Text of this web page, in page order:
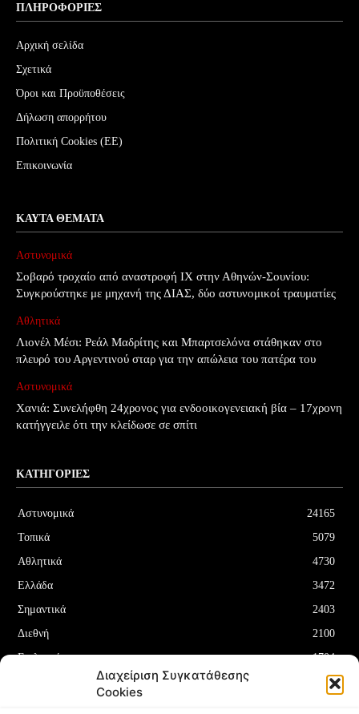
Διαχείριση Συγκατάθεσης
Cookies
ΠΛΗΡΟΦΟΡΊΕΣ
Αρχική σελίδα
Σχετικά
Όροι και Προϋποθέσεις
Δήλωση απορρήτου
Πολιτική Cookies (ΕΕ)
Επικοινωνία
ΚΑΥΤΆ ΘΈΜΑΤΑ
Αστυνομικά
Σοβαρό τροχαίο από αναστροφή ΙΧ στην Αθηνών-Σουνίου:
Συγκρούστηκε με μηχανή της ΔΙΑΣ, δύο αστυνομικοί τραυματίες
Αθλητικά
Λιονέλ Μέσι: Ρεάλ Μαδρίτης και Μπαρτσελόνα στάθηκαν στο
πλευρό του Αργεντινού σταρ για την απώλεια του πατέρα του
Αστυνομικά
Χανιά: Συνελήφθη 24χρονος για ενδοοικογενειακή βία – 17χρονη
κατήγγειλε ότι την κλείδωσε σε σπίτι
ΚΑΤΗΓΟΡΊΕΣ
Αστυνομικά
24165
Τοπικά
5079
Αθλητικά
4730
Ελλάδα
3472
Σημαντικά
2403
Διεθνή
2100
Επιλεγμένα
1704
1180